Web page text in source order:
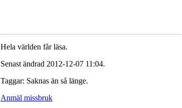
Hela världen får läsa.
Senast ändrad 2012-12-07 11:04.
Taggar: Saknas än så länge.
Anmäl missbruk